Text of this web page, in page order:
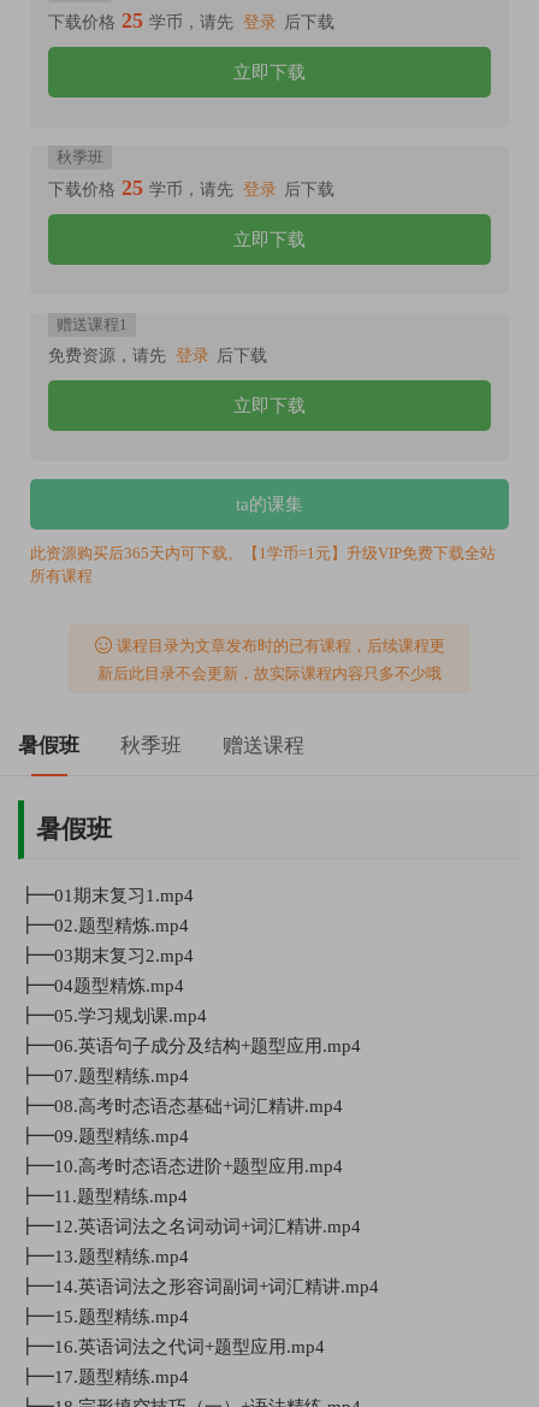
下载价格 25 学币，请先 登录 后下载
立即下载
秋季班
下载价格 25 学币，请先 登录 后下载
立即下载
赠送课程1
免费资源，请先 登录 后下载
立即下载
ta的课集
此资源购买后365天内可下载。【1学币=1元】升级VIP免费下载全站
所有课程
课程目录为文章发布时的已有课程，后续课程更
新后此目录不会更新，故实际课程内容只多不少哦
暑假班 秋季班 赠送课程
暑假班
┣━01期末复习1.mp4
┣━02.题型精炼.mp4
┣━03期末复习2.mp4
┣━04题型精炼.mp4
┣━05.学习规划课.mp4
┣━06.英语句子成分及结构+题型应用.mp4
┣━07.题型精练.mp4
┣━08.高考时态语态基础+词汇精讲.mp4
┣━09.题型精练.mp4
┣━10.高考时态语态进阶+题型应用.mp4
┣━11.题型精练.mp4
┣━12.英语词法之名词动词+词汇精讲.mp4
┣━13.题型精练.mp4
┣━14.英语词法之形容词副词+词汇精讲.mp4
┣━15.题型精练.mp4
┣━16.英语词法之代词+题型应用.mp4
┣━17.题型精练.mp4